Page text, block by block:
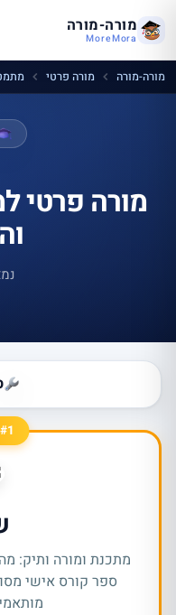
מורה-מורה
MoreMora
מורה-מורה מורה פרטי
מורה פרטי
#1 מדורג עליון
מתכנת ומורה ותיק:
ספר קורס אישי